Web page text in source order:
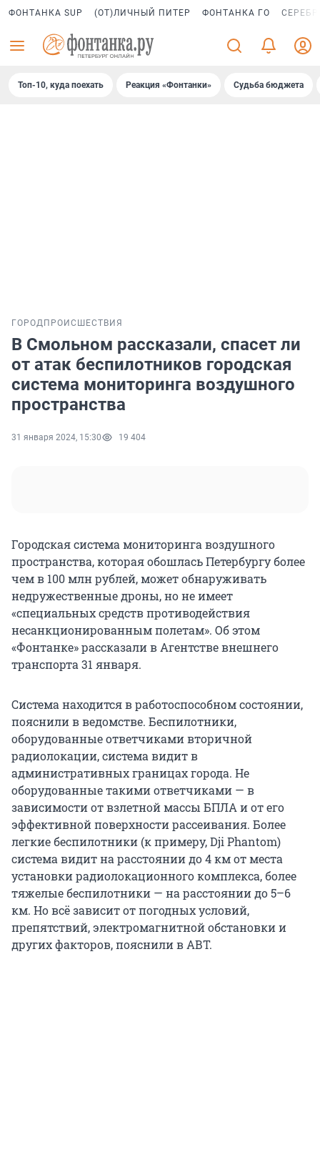
ФОНТАНКА SUP (ОТ)ЛИЧНЫЙ ПИТЕР ФОНТАНКА ГО
Топ-10, куда поехать Реакция «Фонтанки» Судьба бюджета
ГОРОД ПРОИСШЕСТВИЯ
В Смольном рассказали, спасет ли
от атак беспилотников городская
система мониторинга воздушного
пространства
31 января 2024, 15:30 19 404
Городская система мониторинга воздушного
пространства, которая обошлась Петербургу более
чем в 100 млн рублей, может обнаруживать
недружественные дроны, но не имеет
«специальных средств противодействия
несанкционированным полетам». Об этом
«Фонтанке» рассказали в Агентстве внешнего
транспорта 31 января.
Система находится в работоспособном состоянии,
пояснили в ведомстве. Беспилотники,
оборудованные ответчиками вторичной
радиолокации, система видит в
административных границах города. Не
оборудованные такими ответчиками — в
зависимости от взлетной массы БПЛА и от его
эффективной поверхности рассеивания. Более
легкие беспилотники (к примеру, Dji Phantom)
система видит на расстоянии до 4 км от места
установки радиолокационного комплекса, более
тяжелые беспилотники — на расстоянии до 5–6
км. Но всё зависит от погодных условий,
препятствий, электромагнитной обстановки и
других факторов, пояснили в АВТ.